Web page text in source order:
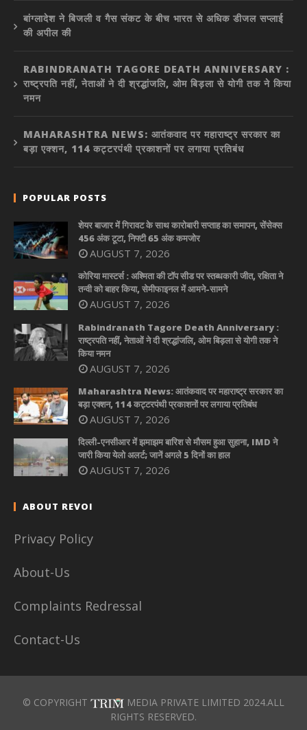
बांग्लादेश ने बिजली व गैस संकट के बीच भारत से अधिक डीजल सप्लाई
की अपील की
RABINDRANATH TAGORE DEATH ANNIVERSARY :
राष्ट्रपति नहीं, नेताओं ने दी श्रद्धांजलि, ओम बिड़ला से योगी तक ने किया
नमन
MAHARASHTRA NEWS: आतंकवाद पर महाराष्ट्र सरकार का
बड़ा एक्शन, 114 कट्टरपंथी प्रकाशनों पर लगाया प्रतिबंध
POPULAR POSTS
शेयर बाजार में गिरावट के साथ कारोबारी सप्ताह का समापन, सेंसेक्स
456 अंक टूटा, निफ्टी 65 अंक कमजोर
AUGUST 7, 2026
कोरिया मास्टर्स : अश्मिता की टॉप सीड पर स्तब्धकारी जीत, रक्षिता ने
तन्वी को बाहर किया, सेमीफाइनल में आमने-सामने
AUGUST 7, 2026
Rabindranath Tagore Death Anniversary :
राष्ट्रपति नहीं, नेताओं ने दी श्रद्धांजलि, ओम बिड़ला से योगी तक ने
किया नमन
AUGUST 7, 2026
Maharashtra News: आतंकवाद पर महाराष्ट्र सरकार का
बड़ा एक्शन, 114 कट्टरपंथी प्रकाशनों पर लगाया प्रतिबंध
AUGUST 7, 2026
दिल्ली-एनसीआर में झमाझम बारिश से मौसम हुआ सुहाना, IMD ने
जारी किया येलो अलर्ट; जानें अगले 5 दिनों का हाल
AUGUST 7, 2026
ABOUT REVOI
Privacy Policy
About-Us
Complaints Redressal
Contact-Us
© COPYRIGHT
MEDIA PRIVATE LIMITED 2024.ALL
RIGHTS RESERVED.